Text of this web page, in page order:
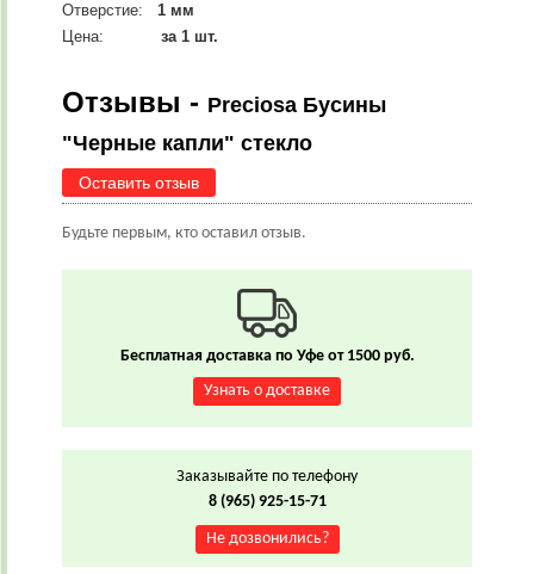
Отверстие:
1 мм
Цена: за 1 шт.
Отзывы - Preciosa Бусины
"Черные капли" стекло
Оставить отзыв
Будьте первым, кто оставил отзыв.
Бесплатная доставка по Уфе от 1500 руб.
Узнать о доставке
Заказывайте по телефону
8 (965) 925-15-71
Не дозвонились?